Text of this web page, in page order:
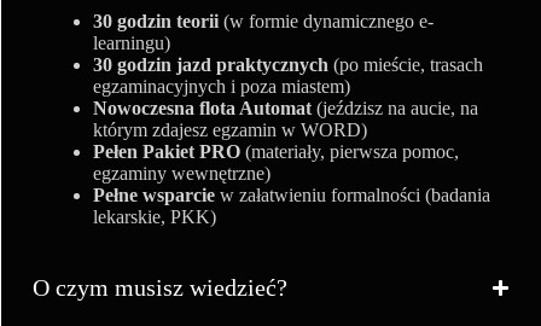
30 godzin teorii(w formie dynamicznego e-
learningu)
30 godzin jazd praktycznych (po mieście, trasach
egzaminacyjnych i poza miastem)
Nowoczesna flota Automat(jeździsz na aucie, na
którym zdajesz egzamin w WORD)
Pełen Pakiet PRO(materiały, pierwsza pomoc,
egzaminy wewnętrzne)
Pełne wsparciew załatwieniu formalności (badania
lekarskie, PKK)
O czym musisz wiedzieć?